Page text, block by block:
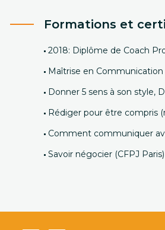
Formations et
2018: Diplôme de Coach
Maîtrise en
Donner 5 sens à son style,
Rédiger pour être compris
Comment communiquer
Savoir négocier (CFPJ Paris)